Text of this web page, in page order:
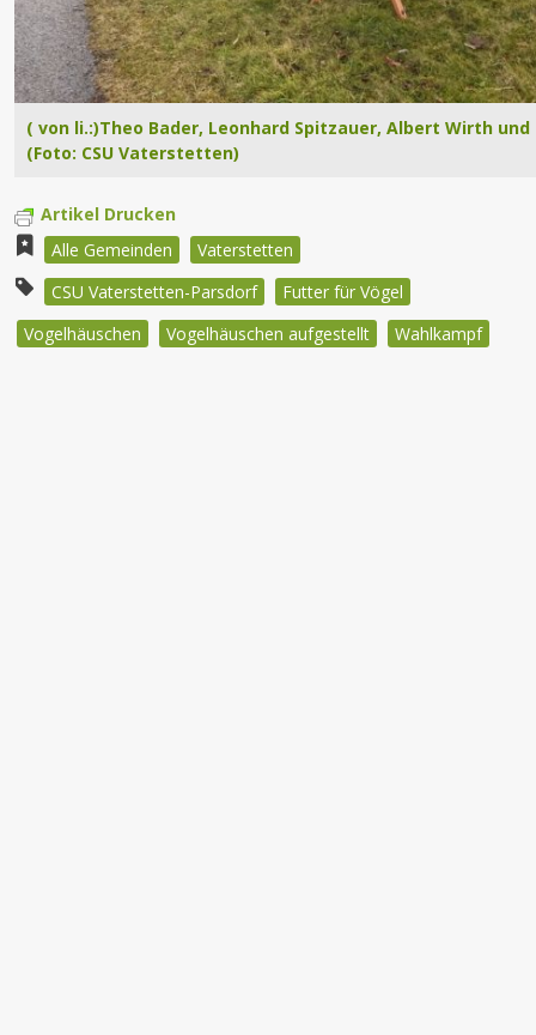
( von li.:)Theo Bader, Leonhard Spitzauer, Albert Wirth
(Foto: CSU Vaterstetten)
Artikel Drucken
Alle Gemeinden
Vaterstetten
CSU Vaterstetten-Parsdorf
Futter für Vögel
Vogelhäuschen
Vogelhäuschen aufgestellt Wahlkampf